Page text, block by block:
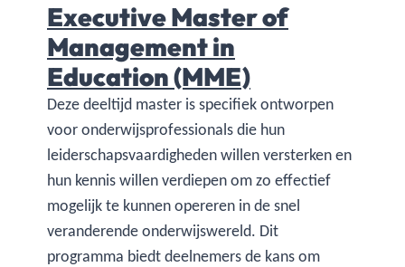
Executive Master of
Management in
Education (MME)
Deze deeltijd master is specifiek ontworpen
voor onderwijsprofessionals die hun
leiderschapsvaardigheden willen versterken en
hun kennis willen verdiepen om zo effectief
mogelijk te kunnen opereren in de snel
veranderende onderwijswereld. Dit
programma biedt deelnemers de kans om